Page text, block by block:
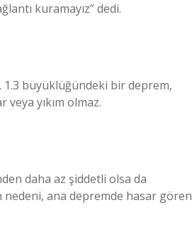
kuramayız” dedi.
1.3 büyüklüğündeki bir deprem,
yıkım olmaz.
daha az şiddetli olsa da
ana depremde hasar gören